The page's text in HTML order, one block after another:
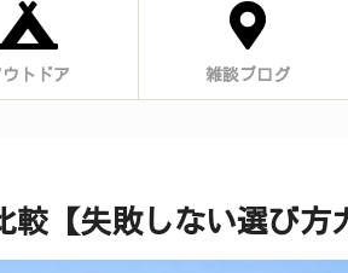
ウトドア 雑談ブログ
【失敗しない選び方